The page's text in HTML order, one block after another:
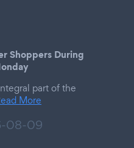
Shoppers During
part of the
More
08-09